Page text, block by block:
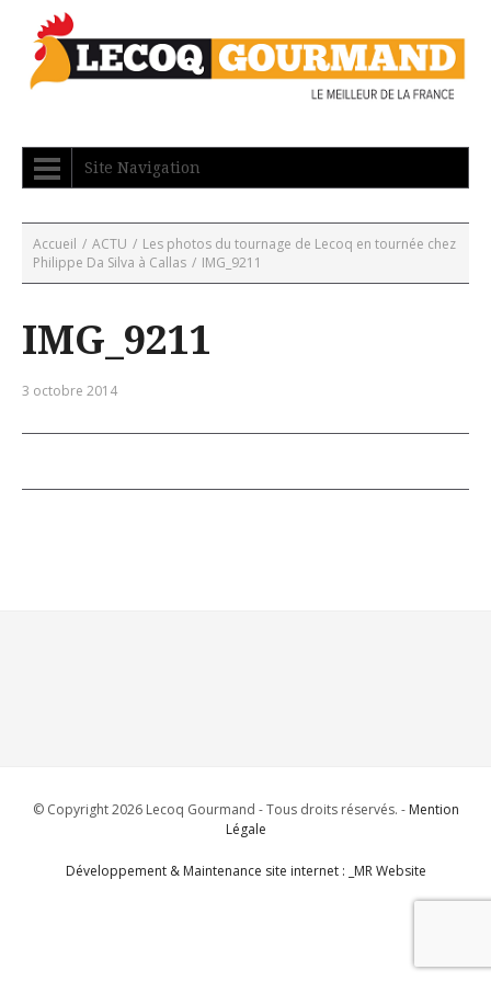
Site Navigation
Accueil / ACTU / Les photos du tournage de Lecoq en tournée chez
Philippe Da Silva à Callas / IMG_9211
IMG_9211
3 octobre 2014
© Copyright 2026 Lecoq Gourmand - Tous droits réservés. - Mention
Légale
Développement & Maintenance site internet : _MR Website